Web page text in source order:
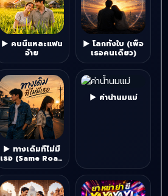
▶ คนนี้แหละแฟน
อ้าย
▶ โลกทั้งใบ (เพื่อ
เธอคนเดียว)
▶ ทางเดิมที่ไม่มี
เธอ (Same Road
Without You)
▶ ค่าน้ำนมแม่